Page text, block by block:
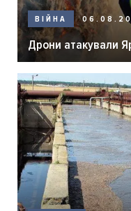
ВІЙНА
Дрони атакували